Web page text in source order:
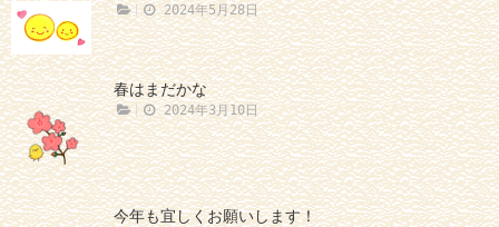
2024年5月28日
春はまだかな
2024年3月10日
今年も宜しくお願いします！